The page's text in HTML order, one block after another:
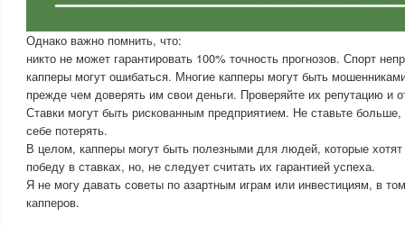
Однако важно помнить, что:
никто не может гарантировать 100% точность прогнозов. Спорт
капперы могут ошибаться. Многие капперы могут быть
прежде чем доверять им свои деньги. Проверяйте их репутацию и
Ставки могут быть рискованным предприятием. Не ставьте
себе потерять.
В целом, капперы могут быть полезными для людей, которые
победу в ставках, но, не следует считать их гарантией успеха.
Я не могу давать советы по азартным играм или инвестициям, в
капперов.